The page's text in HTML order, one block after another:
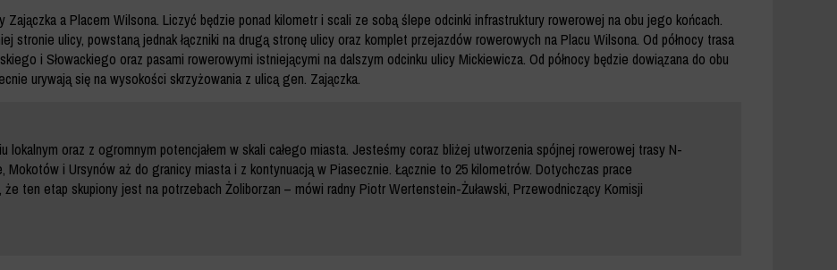
Zajączka a Placem Wilsona. Liczyć będzie ponad kilometr i scali ze sobą ślepe odcinki infrastruktury rowerowej na obu jego końcach.
stronie ulicy, powstaną jednak łączniki na drugą stronę ulicy oraz komplet przejazdów rowerowych na Placu Wilsona. Od północy trasa
i Słowackiego oraz pasami rowerowymi istniejącymi na dalszym odcinku ulicy Mickiewicza. Od północy będzie dowiązana do obu
urywają się na wysokości skrzyżowania z ulicą gen. Zajączka.
lokalnym oraz z ogromnym potencjałem w skali całego miasta. Jesteśmy coraz bliżej utworzenia spójnej rowerowej trasy N-
Mokotów i Ursynów aż do granicy miasta i z kontynuacją w Piasecznie. Łącznie to 25 kilometrów. Dotychczas prace
ten etap skupiony jest na potrzebach Żoliborzan – mówi radny Piotr Wertenstein-Żuławski, Przewodniczący Komisji